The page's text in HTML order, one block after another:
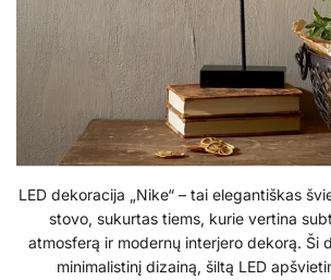
LED dekoracija „Nike“ – tai elegantiškas
stovo, sukurtas tiems, kurie vertina
atmosferą ir modernų interjero dekorą. Ši
minimalistinį dizainą, šiltą LED